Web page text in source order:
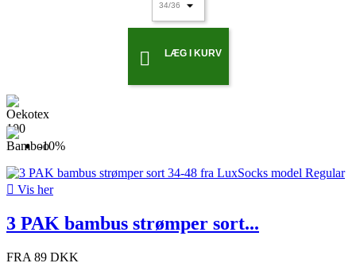
 LÆG I KURV
-10%
 Vis her
3 PAK bambus strømper sort...
FRA 89 DKK